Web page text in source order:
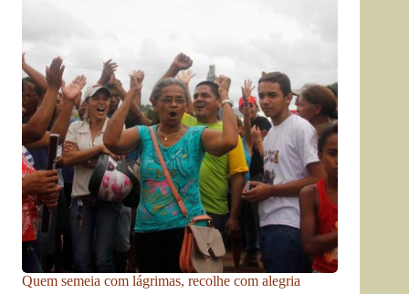
Quem semeia com lágrimas, recolhe com alegria